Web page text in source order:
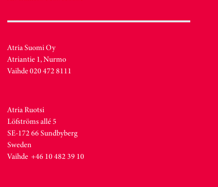
Atria Suomi Oy
Atriantie 1, Nurmo
Vaihde 020 472 8111
Atria Ruotsi
Löfströms allé 5
SE-172 66 Sundbyberg
Sweden
Vaihde +46 10 482 39 10